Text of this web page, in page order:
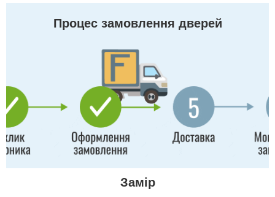
Процес замовлення дверей
Замір